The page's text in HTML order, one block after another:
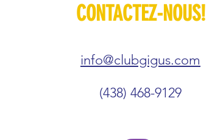
CONTACTEZ-NOUS!
info@clubgigus.com
(438) 468-9129